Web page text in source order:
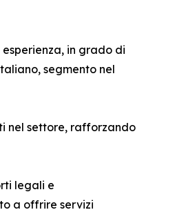
in grado di
segmento nel
nel settore, rafforzando
legali e
a offrire servizi